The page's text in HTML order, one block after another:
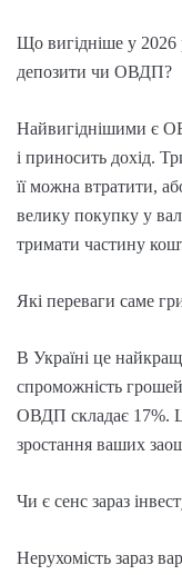
Що вигідніше у 2026
депозити чи ОВДП?
Найвигіднішими є
і приносить дохід.
її можна втратити,
велику покупку у
тримати частину
Які переваги саме
В Україні це
спроможність
ОВДП складає 17%.
зростання ваших
Чи є сенс зараз
Нерухомість зараз